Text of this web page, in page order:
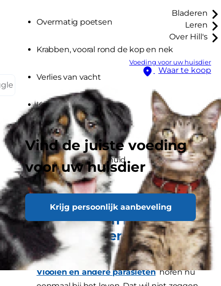
Bladeren
Leren
Over Hill's
Voeding voor uw huisdier
Waar te koop
Vind de juiste voeding
voor uw huisdier
Krijg persoonlijk aanbeveling
Overmatig poetsen
Krabben, vooral rond de kop en nek
Verlies van vacht
Kale plekjes
Korstjes
Roos of schilferige huid
Wat zijn de 10
meestvoorkomende
huidproblemen bij katten,
en wat kun je eraan doen?
Fleas:
Vlooien en andere parasietenhoren nu